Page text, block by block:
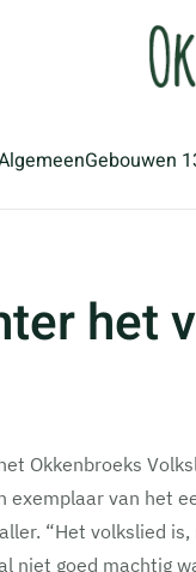
Gebouwen
het
Okkenbroeks
exemplaar van het
“Het volkslied
niet goed machtig